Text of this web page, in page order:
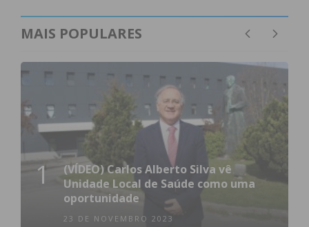
Para proceder à inscrição, deverão contactar a
Junta de Freguesia através de e-mail,
ao público, ou junto de qualquer elemento do
Subscreva a newsletter do
Imediato
Assine nossa newsletter por e-mail e
MAIS POPULARES
1
(VÍDEO) Carlos Alberto Silva vê
Unidade Local de Saúde como uma
oportunidade
23 DE NOVEMBRO 2023